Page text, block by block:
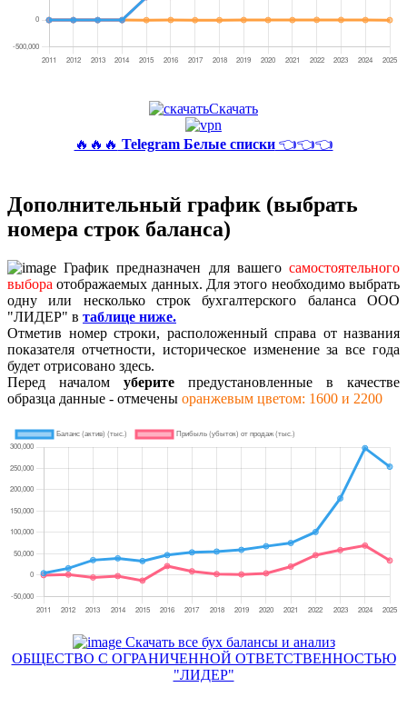
Скачать
🔥🔥🔥 Telegram Белые списки👈👈👈
Дополнительный график (выбрать
номера строк баланса)
График предназначен для вашего самостоятельного
выбора отображаемых данных. Для этого необходимо выбрать
одну или несколько строк бухгалтерского баланса ООО
"ЛИДЕР" в таблице ниже.
Отметив номер строки, расположенный справа от названия
показателя отчетности, историческое изменение за все года
будет отрисовано здесь.
Перед началом уберите предустановленные в качестве
образца данные - отмечены оранжевым цветом: 1600 и 2200
Скачать все бух балансы и анализ
ОБЩЕСТВО С ОГРАНИЧЕННОЙ ОТВЕТСТВЕННОСТЬЮ
"ЛИДЕР"